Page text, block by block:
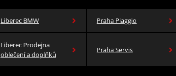
Liberec BMW Praha Piaggio
Liberec Prodejna
oblečení a doplňků
Praha Servis